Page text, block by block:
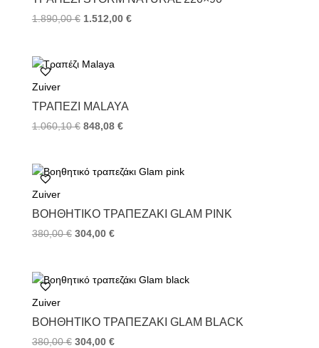
1.890,00€ 1.512,00 €
Zuiver
ΤΡΑΠΈΖΙ MALAYA
1.060,10€ 848,08 €
Zuiver
ΒΟΗΘΗΤΙΚΌ ΤΡΑΠΕΖΆΚΙ GLAM PINK
380,00€ 304,00 €
Zuiver
ΒΟΗΘΗΤΙΚΌ ΤΡΑΠΕΖΆΚΙ GLAM BLACK
380,00€ 304,00 €